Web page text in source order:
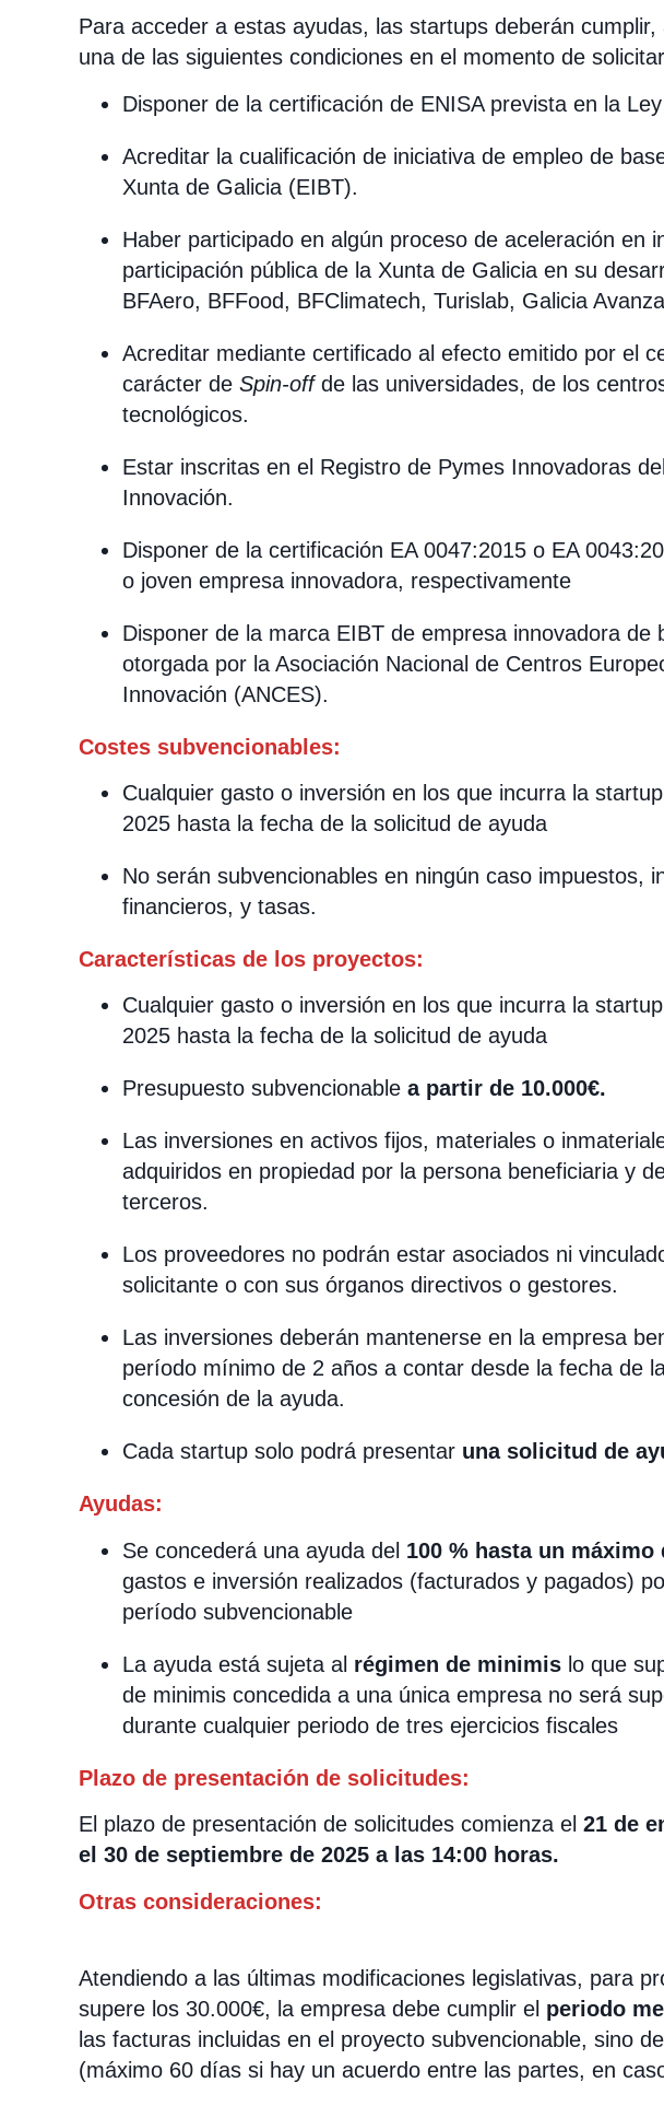
Para acceder a estas ayudas, las startups deberán
una de las siguientes condiciones en el momento de
Disponer de la certificación de ENISA prevista en la
Acreditar la cualificación de iniciativa de empleo de
Xunta de Galicia (EIBT).
Haber participado en algún proceso de aceleración en
participación pública de la Xunta de Galicia en su
BFAero, BFFood, BFClimatech, Turislab, Galicia
Acreditar mediante certificado al efecto emitido por el
carácter de Spin-offde las universidades, de los
tecnológicos.
Estar inscritas en el Registro de Pymes Innovadoras
Innovación.
Disponer de la certificación EA 0047:2015 o EA
o joven empresa innovadora, respectivamente
Disponer de la marca EIBT de empresa innovadora de
otorgada por la Asociación Nacional de Centros
Innovación (ANCES).
Costes subvencionables:
Cualquier gasto o inversión en los que incurra la
2025 hasta la fecha de la solicitud de ayuda
No serán subvencionables en ningún caso impuestos,
financieros, y tasas.
Característicasde los proyectos:
Cualquier gasto o inversión en los que incurra la
2025 hasta la fecha de la solicitud de ayuda
Presupuesto subvencionable a partir de 10.000€.
Las inversiones en activos fijos, materiales o
adquiridos en propiedad por la persona beneficiaria y
terceros.
Los proveedores no podrán estar asociados ni
solicitante o con sus órganos directivos o gestores.
Las inversiones deberán mantenerse en la empresa
período mínimo de 2 años a contar desde la fecha de
concesión de la ayuda.
Cada startup solo podrá presentar una solicitud de
Ayudas:
Se concederá una ayuda del 100 % hasta un máximo
gastos e inversión realizados (facturados y pagados)
período subvencionable
La ayuda está sujeta al régimen de minimislo que
de minimis concedida a una única empresa no será
durante cualquier periodo de tres ejercicios fiscales
Plazo de presentación de solicitudes:
El plazo de presentación de solicitudes comienza el 21 de
el 30 de septiembre de 2025 a las 14:00 horas.
Otras consideraciones:
Atendiendo a las últimas modificaciones legislativas, para
supere los 30.000€, la empresa debe cumplir el periodo
las facturas incluidas en el proyecto subvencionable, sino
(máximo 60 días si hay un acuerdo entre las partes, en